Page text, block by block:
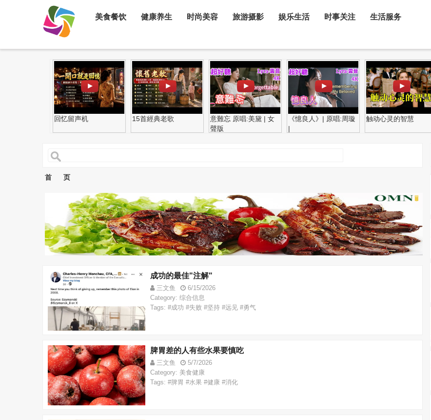
美食餐饮 健康养生 时尚美容 旅游摄影 娱乐生活 时事关注 生活服务
回忆留声机 15首經典老歌
意難忘 原唱:美黛 | 女
聲版
《憶良人》| 原唱:周璇
|
触动心灵的智慧
首 页
成功的最佳"注解"
三文鱼
6/15/2026
Category: 综合信息
Tags: #成功 #失败 #坚持 #远见 #勇气
脾胃差的人有些水果要慎吃
三文鱼
5/7/2026
Category: 美食健康
Tags: #脾胃 #水果 #健康 #消化